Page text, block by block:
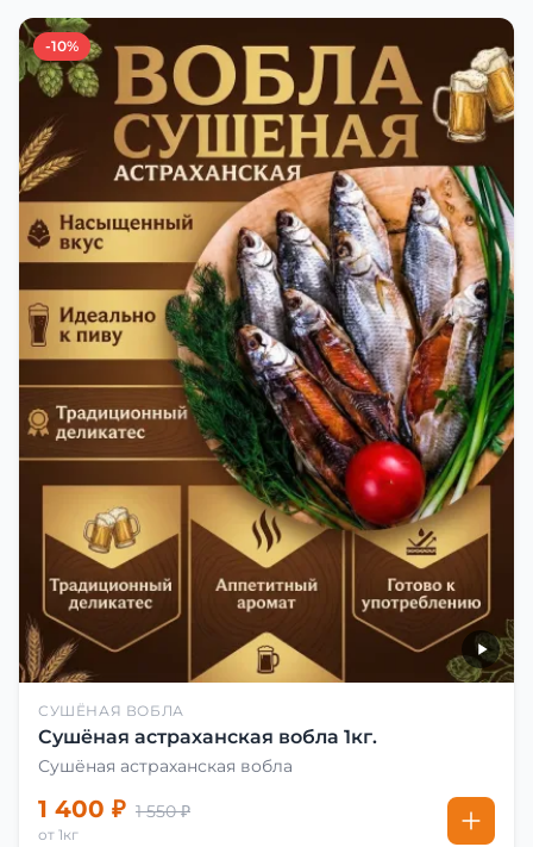
-10%
СУШЁНАЯ ВОБЛА
Сушёная астраханская вобла 1кг.
Сушёная астраханская вобла
1 400 ₽ 1 550 ₽
от 1кг